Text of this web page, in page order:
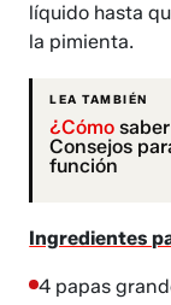
líquido hasta
la pimienta.
LEA TAMBIÉN
¿Cómo
Consejos
función
Ingredientes
4 papas